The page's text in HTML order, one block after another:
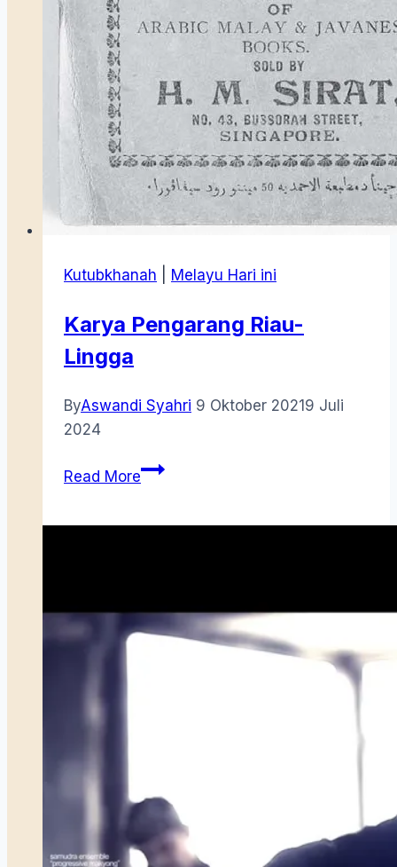
Kutubkhanah Melayu Hari ini
Karya Pengarang Riau-
Lingga
ByAswandi Syahri 9 Oktober 20219 Juli
2024
Read MoreKarya